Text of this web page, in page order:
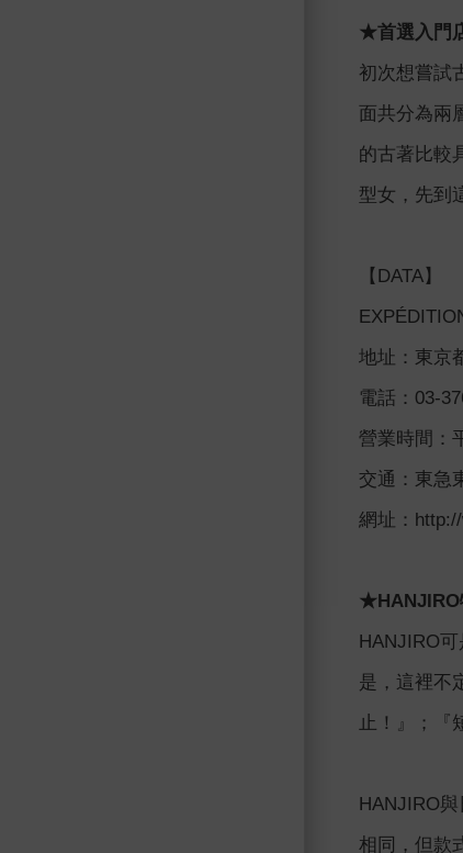
★首選入門
初次想嘗試
面共分為兩
的古著比較
型女，先到
【DATA】
地址：東京
電話：03-
營業時間：
交通：東急
網址：
★HANJIRO
HANJIRO
是，這裡不
止！』；『
HANJIRO
相同，但款